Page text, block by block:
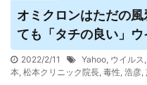
オミクロンはただの
ても「タチの良い」 ウ
2022/2/11 Yahoo, ウイルス,
本, 松本クリニック院長, 毒性, 浩彦,